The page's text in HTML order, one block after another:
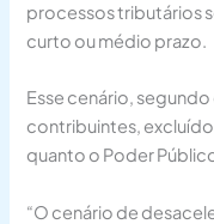
processos tributários
curto ou médio prazo.
Esse cenário,
contribuintes,
quanto o Poder
“O cenário de